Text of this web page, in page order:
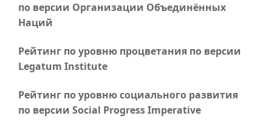
по версии Организации Объединённых
Наций
Рейтинг по уровню процветания по версии
Legatum Institute
Рейтинг по уровню социального развития
по версии Social Progress Imperative